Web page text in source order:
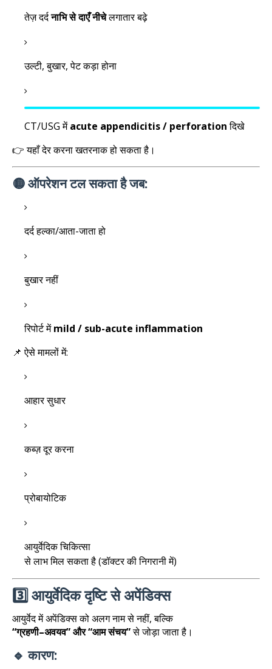
तेज़ दर्दनाभि से दाएँ नीचेलगातार बढ़े
उल्टी, बुखार, पेट कड़ा होना
CT/USG मेंacute appendicitis / perforationदिखे
👉 यहाँ देर करना खतरनाक हो सकता है।
🟡 ऑपरेशन टल सकता है जब:
दर्द हल्का/आता-जाता हो
बुखार नहीं
रिपोर्ट मेंmild / sub-acute inflammation
📌 ऐसे मामलों में:
आहार सुधार
कब्ज़ दूर करना
प्रोबायोटिक
आयुर्वेदिक चिकित्सा
से लाभ मिल सकता है (डॉक्टर की निगरानी में)
3️⃣ आयुर्वेदिक दृष्टि से अपेंडिक्स
आयुर्वेद में अपेंडिक्स को अलग नाम से नहीं, बल्कि
“ग्रहणी–अवयव” और “आम संचय”से जोड़ा जाता है।
🔹 कारण: